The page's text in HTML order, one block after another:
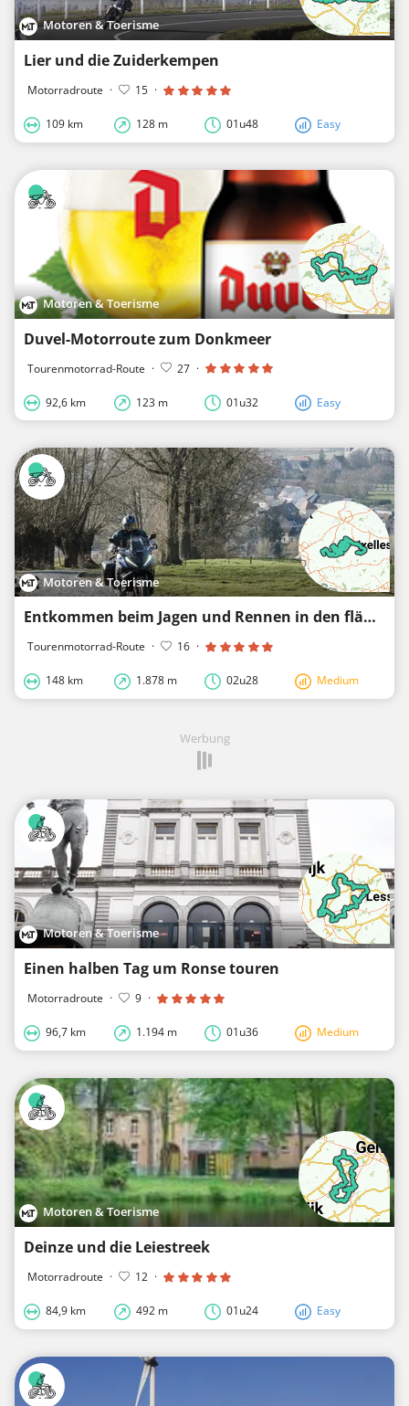
Motoren & Toerisme
Lier und die Zuiderkempen
Motorradroute · 15 ·
109 km 128 m 01u48 Easy
Motoren & Toerisme
Duvel-Motorroute zum Donkmeer
Tourenmotorrad-Route · 27 ·
92,6 km 123 m 01u32 Easy
Motoren & Toerisme
Entkommen beim Jagen und Rennen in den flämischen Ardennen
Tourenmotorrad-Route · 16 ·
148 km 1.878 m 02u28 Medium
Werbung
Motoren & Toerisme
Einen halben Tag um Ronse touren
Motorradroute · 9 ·
96,7 km 1.194 m 01u36 Medium
Motoren & Toerisme
Deinze und die Leiestreek
Motorradroute · 12 ·
84,9 km 492 m 01u24 Easy